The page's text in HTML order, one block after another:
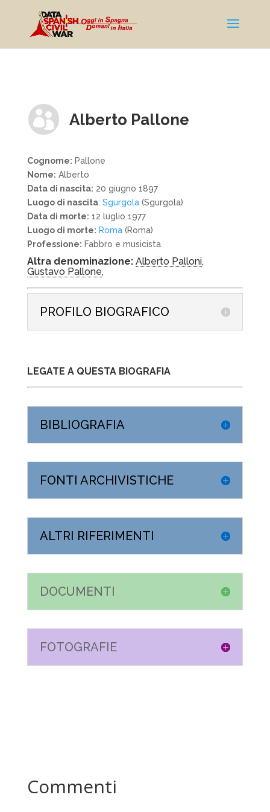
 Alberto Pallone
Cognome: Pallone
Nome: Alberto
Data di nascita: 20 giugno 1897
Luogo di nascita: Sgurgola(Sgurgola)
Data di morte: 12 luglio 1977
Luogo di morte: Roma(Roma)
Professione: Fabbro e musicista
Altra denominazione: Alberto Palloni,
Gustavo Pallone,
PROFILO BIOGRAFICO
LEGATE A QUESTA BIOGRAFIA
BIBLIOGRAFIA
FONTI ARCHIVISTICHE
ALTRI RIFERIMENTI
DOCUMENTI
FOTOGRAFIE
Commenti